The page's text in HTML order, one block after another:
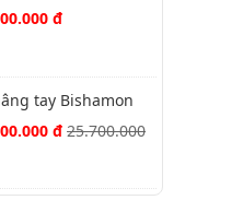
càng rộng
đ
tay Bishamon
càng rộng
đ25.700.000